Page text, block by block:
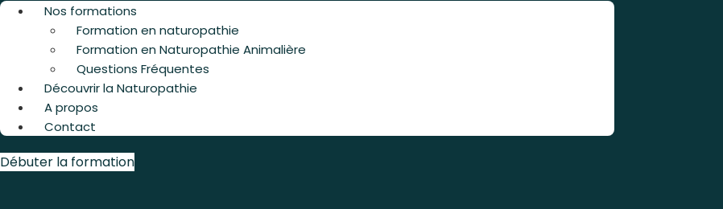
Nos formations
Formation en naturopathie
Formation en Naturopathie Animalière
Questions Fréquentes
Découvrir la Naturopathie
A propos
Contact
Débuter la formation